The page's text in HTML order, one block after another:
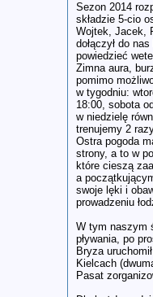
Sezon 2014
składzie 5-cio
Wojtek, Jacek,
dołączył do
powiedzieć
Zimna aura,
pomimo
w tygodniu:
18:00, sobota
w niedzielę
trenujemy 2
Ostra pogoda
strony, a to w
które cieszą
a
swoje lęki i
prowadzeniu
W tym naszym
pływania, po
Bryza
Kielcach
Pasat